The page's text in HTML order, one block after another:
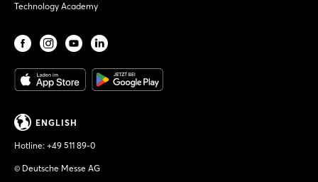
Technology Academy
ENGLISH
Hotline: +49 511 89-0
© Deutsche Messe AG